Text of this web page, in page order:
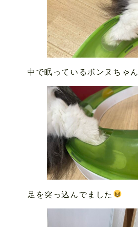
中で眠っているボンヌちゃん
足を突っ込んでました